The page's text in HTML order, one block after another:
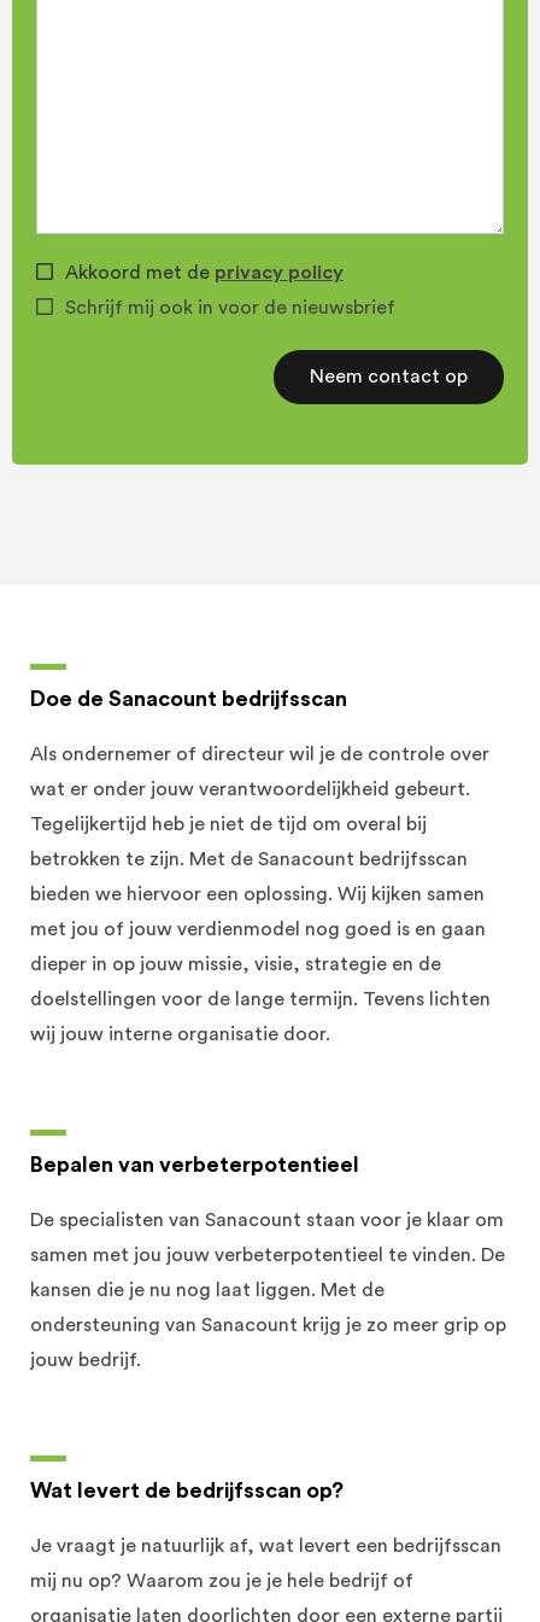
Akkoord met de privacy policy
Schrijf mij ook in voor de nieuwsbrief
Doe de Sanacount bedrijfsscan
Als ondernemer of directeur wil je de controle over
wat er onder jouw verantwoordelijkheid gebeurt.
Tegelijkertijd heb je niet de tijd om overal bij
betrokken te zijn. Met de Sanacount bedrijfsscan
bieden we hiervoor een oplossing. Wij kijken samen
met jou of jouw verdienmodel nog goed is en gaan
dieper in op jouw missie, visie, strategie en de
doelstellingen voor de lange termijn. Tevens lichten
wij jouw interne organisatie door.
Bepalen van verbeterpotentieel
De specialisten van Sanacount staan voor je klaar om
samen met jou jouw verbeterpotentieel te vinden. De
kansen die je nu nog laat liggen. Met de
ondersteuning van Sanacount krijg je zo meer grip op
jouw bedrijf.
Wat levert de bedrijfsscan op?
Je vraagt je natuurlijk af, wat levert een bedrijfsscan
mij nu op? Waarom zou je je hele bedrijf of
organisatie laten doorlichten door een externe partij